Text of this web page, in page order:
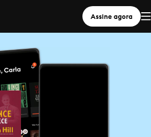
Assine agora